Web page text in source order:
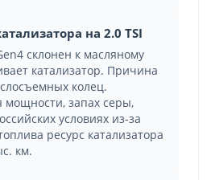
на 2.0 TSI
склонен к масляному
катализатор. Причина
колец.
запах серы,
условиях из-за
ресурс катализатора
км.